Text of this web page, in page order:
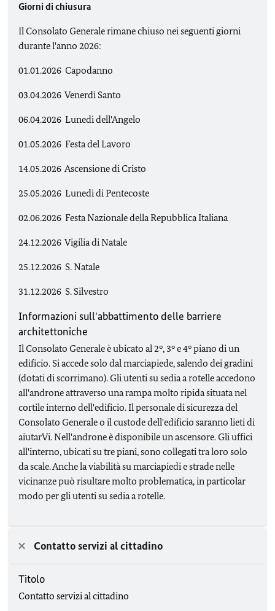
Giorni di chiusura
Il Consolato Generale rimane chiuso nei seguenti giorni
durante l'anno 2026:
01.01.2026 Capodanno
03.04.2026 Venerdì Santo
06.04.2026 Lunedì dell'Angelo
01.05.2026 Festa del Lavoro
14.05.2026 Ascensione di Cristo
25.05.2026 Lunedì di Pentecoste
02.06.2026 Festa Nazionale della Repubblica Italiana
24.12.2026 Vigilia di Natale
25.12.2026 S. Natale
31.12.2026 S. Silvestro
Informazioni sull'abbattimento delle barriere
architettoniche
Il Consolato Generale è ubicato al 2°, 3° e 4° piano di un
edificio. Si accede solo dal marciapiede, salendo dei gradini
(dotati di scorrimano). Gli utenti su sedia a rotelle accedono
all'androne attraverso una rampa molto ripida situata nel
cortile interno dell'edificio. Il personale di sicurezza del
Consolato Generale o il custode dell'edificio saranno lieti di
aiutarVi. Nell'androne è disponibile un ascensore. Gli uffici
all'interno, ubicati su tre piani, sono collegati tra loro solo
da scale. Anche la viabilità su marciapiedi e strade nelle
vicinanze può risultare molto problematica, in particolar
modo per gli utenti su sedia a rotelle.
Contatto servizi al cittadino
Titolo
Contatto servizi al cittadino